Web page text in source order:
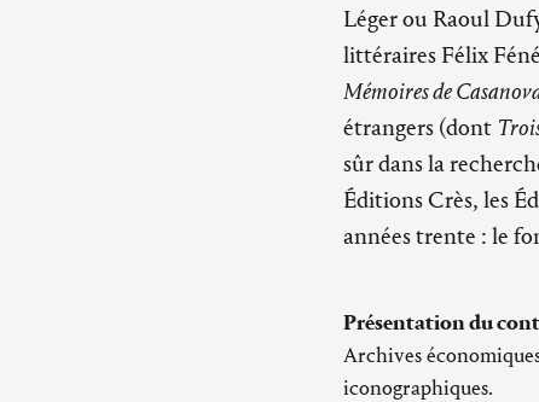
Léger ou Raoul
littéraires Félix
Mémoires de
étrangers (dont
sûr dans la
Éditions Crès, les
années trente : le
Présentation du
Archives
iconographiques.